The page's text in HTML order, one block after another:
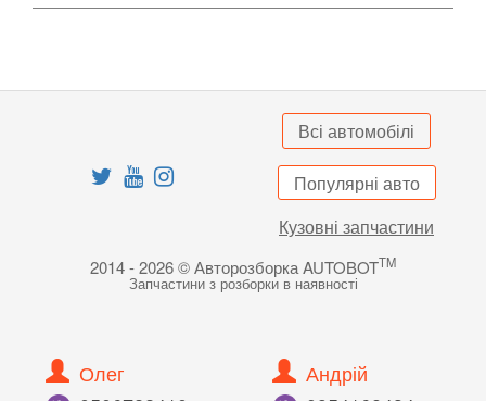
Всі автомобілі
Популярні авто
Кузовні запчастини
2014 - 2026 © Авторозборка AUTOBOTTM
Запчастини з розборки в наявності
Олег
Андрій